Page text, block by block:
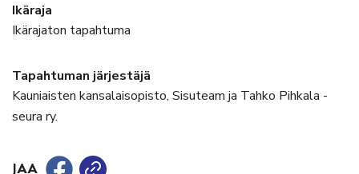
Ikäraja
Ikärajaton tapahtuma
Tapahtuman järjestäjä
Kauniaisten kansalaisopisto, Sisuteam ja Tahko Pihkala -
seura ry.
JAA